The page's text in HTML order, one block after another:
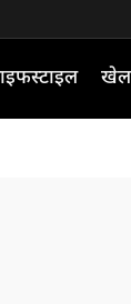
खेल